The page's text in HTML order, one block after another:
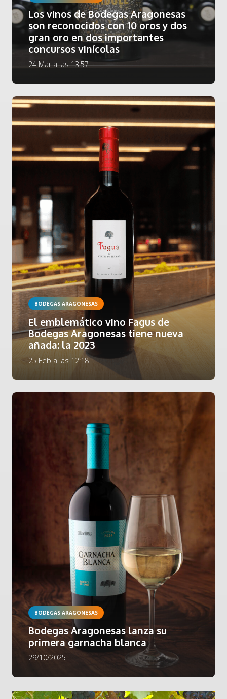
Los vinos de Bodegas Aragonesas
son reconocidos con 10 oros y dos
gran oro en dos importantes
concursos vinícolas
24 Mar a las 13:57
BODEGAS ARAGONESAS
El emblemático vino Fagus de
Bodegas Aragonesas tiene nueva
añada: la 2023
25 Feb a las 12:18
BODEGAS ARAGONESAS
Bodegas Aragonesas lanza su
primera garnacha blanca
29/10/2025